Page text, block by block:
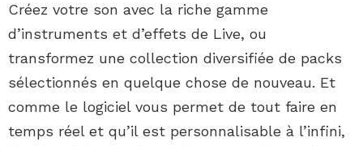
Créez votre son avec la riche gamme
d’instruments et d’effets de Live, ou
transformez une collection diversifiée de packs
sélectionnés en quelque chose de nouveau. Et
comme le logiciel vous permet de tout faire en
temps réel et qu’il est personnalisable à l’infini,